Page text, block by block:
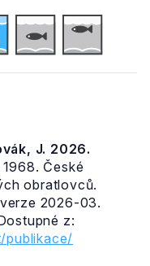
J. 2026.
České
obratlovců.
2026-03.
z:
publikace/